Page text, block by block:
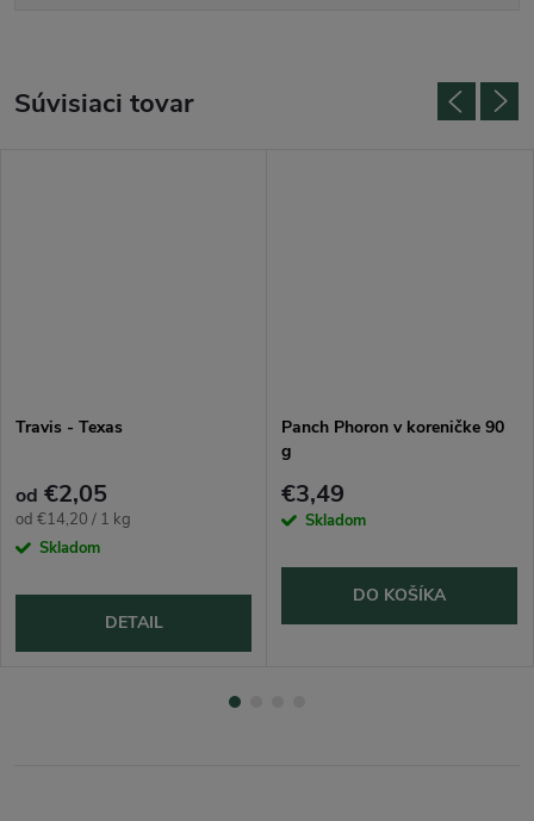
Súvisiaci tovar
Travis - Texas
od €2,05
Jednotková
cena:
od €14,20 / 1 kg
Skladom
DETAIL
Panch Phoron v koreničke 90
g
€3,49
Skladom
DO KOŠÍKA